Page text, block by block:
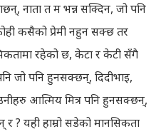
नाता त म भन्न सक्दिन, जो पनि
कसैको प्रेमी नहुन सक्छ तर
रहेको छ, केटा र केटी सँगै
जो पनि हुनसक्छन्, दिदीभाइ,
आत्मिय मित्र पनि हुनसक्छन्,
र ? यही हाम्रो सडेको मानसिकता